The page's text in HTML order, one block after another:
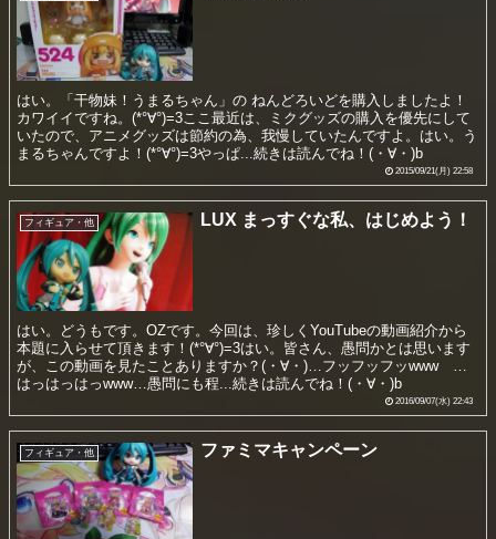
はい。「干物妹！うまるちゃん」の ねんどろいどを購入しましたよ！
カワイイですね。(*°∀°)=3ここ最近は、ミクグッズの購入を優先にして
いたので、アニメグッズは節約の為、我慢していたんですよ。はい。う
まるちゃんですよ！(*°∀°)=3やっぱ...続きは読んでね！(・∀・)b
2015/09/21(月) 22:58
フィギュア・他 LUX まっすぐな私、はじめよう！
はい。どうもです。OZです。今回は、珍しくYouTubeの動画紹介から
本題に入らせて頂きます！(*°∀°)=3はい。皆さん、愚問かとは思います
が、この動画を見たことありますか？(・∀・)…フッフッフッwww …
はっはっはっwww…愚問にも程...続きは読んでね！(・∀・)b
2016/09/07(水) 22:43
フィギュア・他 ファミマキャンペーン